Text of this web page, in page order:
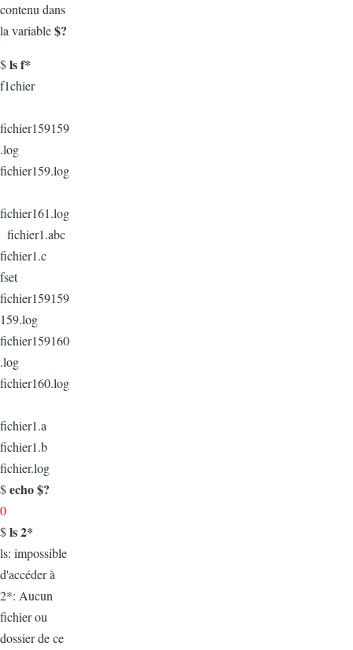
contenu dans
la variable$?
$ls f*
f1chier
fichier159159
.log
fichier159.log
fichier161.log
fichier1.abc
fichier1.c
fset
fichier159159
159.log
fichier159160
.log
fichier160.log
fichier1.a
fichier1.b
fichier.log
$echo $?
0
$ls 2*
ls: impossible
d'accéder à
2*: Aucun
fichier ou
dossier de ce